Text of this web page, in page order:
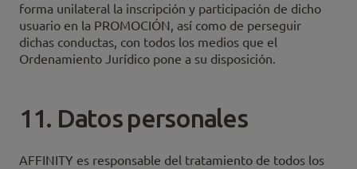
forma unilateral la inscripción y participación de dicho
usuario en la PROMOCIÓN, así como de perseguir
dichas conductas, con todos los medios que el
Ordenamiento Jurídico pone a su disposición.
11. Datos personales
AFFINITY es responsable del tratamiento de todos los